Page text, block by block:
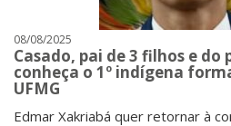
08/08/2025
Casado, pai de 3 filhos e do
conheça o 1º indígena
UFMG
Edmar Xakriabá quer retornar à